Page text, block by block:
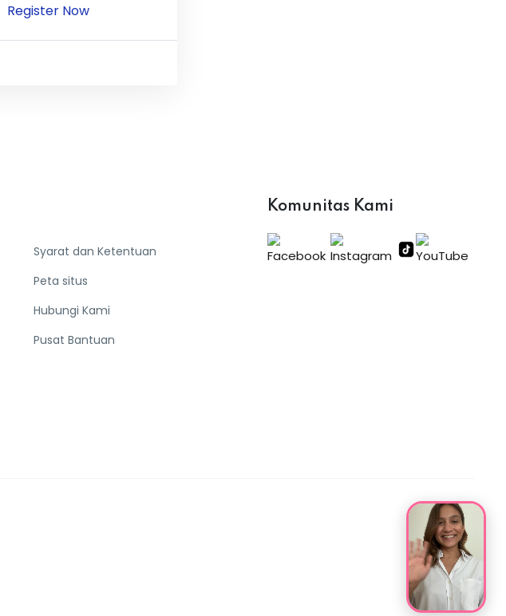
Register Now
Syarat dan Ketentuan
Peta situs
Hubungi Kami
Pusat Bantuan
Komunitas Kami